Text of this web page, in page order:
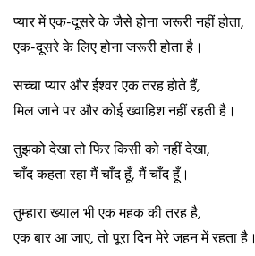
​प्यार में एक-दूसरे के जैसे होना जरूरी नहीं होता,
एक-दूसरे के लिए होना जरूरी होता है।​
​सच्चा प्यार और ईश्वर एक तरह होते हैं,
मिल जाने पर और कोई ख्वाहिश नहीं रहती है।​
​तुझको देखा तो फिर किसी को नहीं देखा,
चाँद कहता रहा मैं चाँद हूँ, मैं चाँद हूँ।​
​तुम्हारा ख्याल भी एक महक की तरह है,
एक बार आ जाए, तो पूरा दिन मेरे जहन में रहता है।